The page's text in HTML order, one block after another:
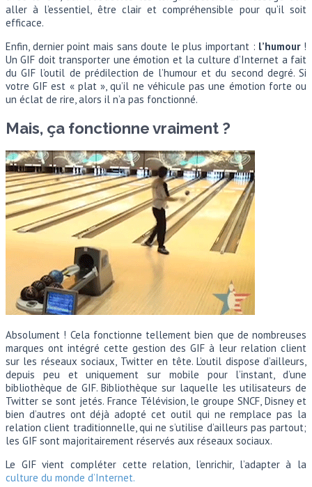
aller à l’essentiel, être clair et compréhensible pour qu’il soit
efficace.
Enfin, dernier point mais sans doute le plus important : l’humour !
Un GIF doit transporter une émotion et la culture d’Internet a fait
du GIF l’outil de prédilection de l’humour et du second degré. Si
votre GIF est « plat », qu’il ne véhicule pas une émotion forte ou
un éclat de rire, alors il n’a pas fonctionné.
Mais, ça fonctionne vraiment ?
Absolument ! Cela fonctionne tellement bien que de nombreuses
marques ont intégré cette gestion des GIF à leur relation client
sur les réseaux sociaux, Twitter en tête. L’outil dispose d’ailleurs,
depuis peu et uniquement sur mobile pour l’instant, d’une
bibliothèque de GIF. Bibliothèque sur laquelle les utilisateurs de
Twitter se sont jetés. France Télévision, le groupe SNCF, Disney et
bien d’autres ont déjà adopté cet outil qui ne remplace pas la
relation client traditionnelle, qui ne s’utilise d’ailleurs pas partout;
les GIF sont majoritairement réservés aux réseaux sociaux.
Le GIF vient compléter cette relation, l’enrichir, l’adapter à la
culture du monde d’Internet.